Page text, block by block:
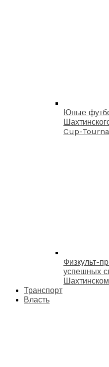
Юные
Cup-
Физкульт-
успешных
Транспорт
Власть